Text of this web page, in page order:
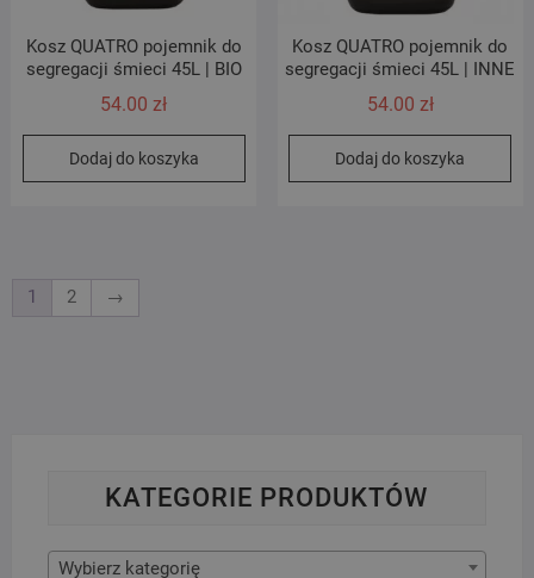
Kosz QUATRO pojemnik do
segregacji śmieci 45L | BIO
54.00zł
Dodaj do koszyka
Kosz QUATRO pojemnik do
segregacji śmieci 45L | INNE
54.00 zł
Dodaj do koszyka
1 2 →
KATEGORIE PRODUKTÓW
Wybierz kategorię